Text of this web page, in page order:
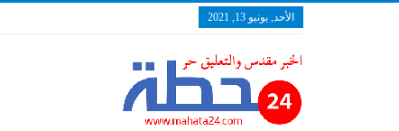
الأحد, يونيو 13, 2021